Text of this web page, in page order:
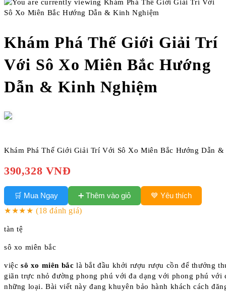
Khám Phá Thế Giới Giải Trí
Với Sô Xo Miên Bắc Hướng
Dẫn & Kinh Nghiệm
Khám Phá Thế Giới Giải Trí Với Sô Xo Miên Bắc Hướng Dẫn
390,328 VNĐ
🛒 Mua Ngay ➕ Thêm vào giỏ
💙 Yêu thích
★★★★ (18 đánh giá)
tàn tệ
sô xo miên bắc
việc sô xo miên bắc là bắt đầu khởi rượu rượu cồn để thưởng
giãn trực nhỏ đường phong phú với đa dạng với phong phú với
những loại. Bài viết này đang khuyên bảo hành khách cách